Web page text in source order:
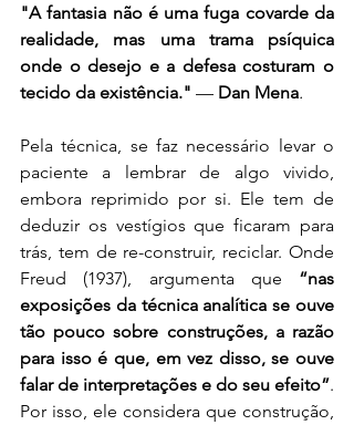
"A fantasia não é uma fuga covarde da
realidade, mas uma trama psíquica
onde o desejo e a defesa costuram o
tecido da existência." — Dan Mena.
Pela técnica, se faz necessário levar o
paciente a lembrar de algo vivido,
embora reprimido por si. Ele tem de
deduzir os vestígios que ficaram para
trás, tem de re-construir, reciclar. Onde
Freud (1937), argumenta que “nas
exposições da técnica analítica se ouve
tão pouco sobre construções, a razão
para isso é que, em vez disso, se ouve
falar de interpretações e do seu efeito”.
Por isso, ele considera que construção,